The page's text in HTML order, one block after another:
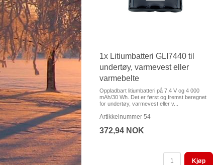
1x Litiumbatteri GLI7440 til
undertøy, varmevest eller
varmebelte
Oppladbart litiumbatteri på 7,4 V og 4 000
mAh/30 Wh. Det er først og fremst beregnet
for undertøy, varmevest eller v...
Artikkelnummer 54
372,94 NOK
Kjøp